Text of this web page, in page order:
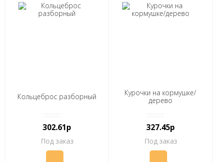
Кольцеброс разборный
302.61р
Под заказ
Курочки на кормушке/
дерево
327.45р
Под заказ